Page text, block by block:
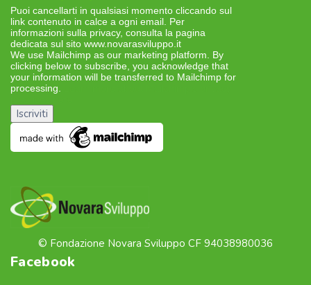
Puoi cancellarti in qualsiasi momento cliccando sul
link contenuto in calce a ogni email. Per
informazioni sulla privacy, consulta la pagina
dedicata sul sito www.novarasviluppo.it
We use Mailchimp as our marketing platform. By
clicking below to subscribe, you acknowledge that
your information will be transferred to Mailchimp for
processing.
© Fondazione Novara Sviluppo CF 94038980036
Facebook